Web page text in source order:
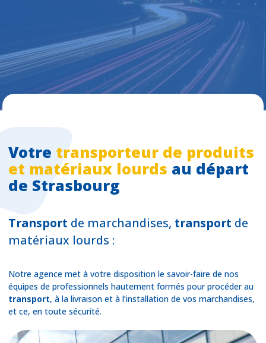
Votre transporteur de produits
et matériaux lourds au départ
de Strasbourg
Transport de marchandises, transport de
matériaux lourds :
Notre agence met à votre disposition le savoir-faire de nos
équipes de professionnels hautement formés pour procéder au
transport, à la livraison et à l’installation de vos marchandises,
et ce, en toute sécurité.